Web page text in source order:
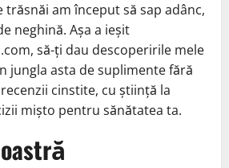
am început să sap adânc,
neghină. Așa a ieșit
să-ți dau descoperirile mele
jungla asta de suplimente fără
cinstite, cu știință la
mișto pentru sănătatea ta.